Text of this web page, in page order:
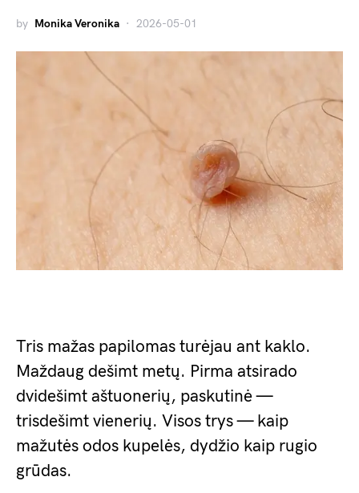
by Monika Veronika 2026-05-01
Tris mažas papilomas turėjau ant kaklo.
Maždaug dešimt metų. Pirma atsirado
dvidešimt aštuonerių, paskutinė —
trisdešimt vienerių. Visos trys — kaip
mažutės odos kupelės, dydžio kaip rugio
grūdas.